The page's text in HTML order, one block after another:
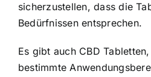
sicherzustellen, dass die
Bedürfnissen entsprechen.
Es gibt auch CBD
bestimmte